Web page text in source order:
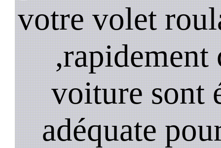
votre volet
,rapidement
voiture sont
adéquate